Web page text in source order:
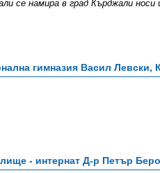
се намира в град Кърджали носи
гимназия Васил Левски,
- интернат Д-р Петър